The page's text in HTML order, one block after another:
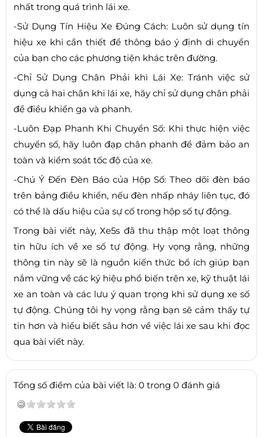
nhất trong quá trình lái xe.
-Sử Dụng Tín Hiệu Xe Đúng Cách: Luôn sử dụng tín
hiệu xe khi cần thiết để thông báo ý định di chuyển
của bạn cho các phương tiện khác trên đường.
-Chỉ Sử Dụng Chân Phải khi Lái Xe: Tránh việc sử
dụng cả hai chân khi lái xe, hãy chỉ sử dụng chân phải
để điều khiển ga và phanh.
-Luôn Đạp Phanh Khi Chuyển Số: Khi thực hiện việc
chuyển số, hãy luôn đạp chân phanh để đảm bảo an
toàn và kiểm soát tốc độ của xe.
-Chú Ý Đến Đèn Báo của Hộp Số: Theo dõi đèn báo
trên bảng điều khiển, nếu đèn nhấp nháy liên tục, đó
có thể là dấu hiệu của sự cố trong hộp số tự động.
Trong bài viết này, Xe5s đã thu thập một loạt thông
tin hữu ích về xe số tự động. Hy vọng rằng, những
thông tin này sẽ là nguồn kiến thức bổ ích giúp bạn
nắm vững về các ký hiệu phổ biến trên xe, kỹ thuật lái
xe an toàn và các lưu ý quan trọng khi sử dụng xe số
tự động. Chúng tôi hy vọng rằng bạn sẽ cảm thấy tự
tin hơn và hiểu biết sâu hơn về việc lái xe sau khi đọc
qua bài viết này.
Tổng số điểm của bài viết là: 0 trong 0 đánh giá